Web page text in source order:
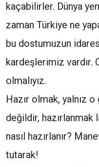
kaçabilirler. Dünya
zaman Türkiye ne
bu dostumuzun
kardeşlerimiz vardır.
olmalıyız.
Hazır olmak, yalnız
değildir, hazırlanmak
nasıl hazırlanır?
tutarak!